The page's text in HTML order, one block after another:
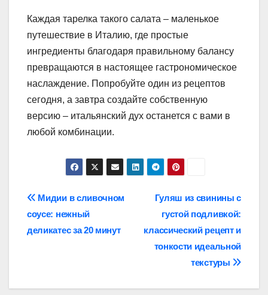
Каждая тарелка такого салата – маленькое
путешествие в Италию, где простые
ингредиенты благодаря правильному балансу
превращаются в настоящее гастрономическое
наслаждение. Попробуйте один из рецептов
сегодня, а завтра создайте собственную
версию – итальянский дух останется с вами в
любой комбинации.
Навигация
записей
Гуляш из свинины с
густой подливкой:
классический рецепт и
тонкости идеальной
текстуры
Мидии в сливочном
соусе: нежный
деликатес за 20 минут